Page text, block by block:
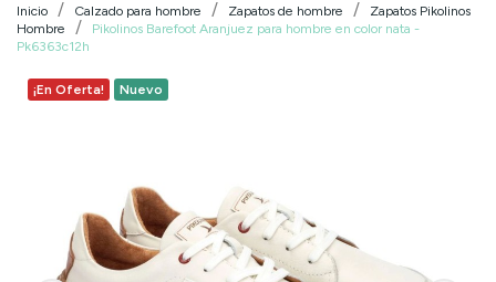
Inicio Calzado para hombre Zapatos de hombre
Zapatos Pikolinos
Hombre
Pikolinos Barefoot Aranjuez para hombre en color nata -
Pk6363c12h
¡En Oferta! Nuevo